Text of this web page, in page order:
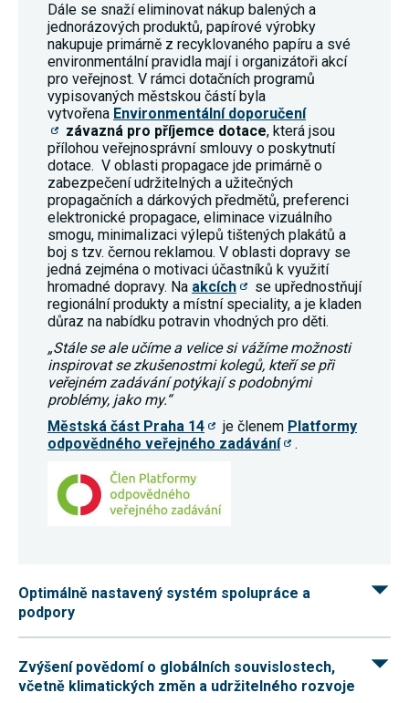
Dále se snaží eliminovat nákup balených a
jednorázových produktů, papírové výrobky
nakupuje primárně z recyklovaného papíru a své
environmentální pravidla mají i organizátoři akcí
pro veřejnost. V rámci dotačních programů
vypisovaných městskou částí byla
vytvořena Environmentální doporučení
závazná pro příjemce dotace, která jsou
přílohou veřejnosprávní smlouvy o poskytnutí
dotace. V oblasti propagace jde primárně o
zabezpečení udržitelných a užitečných
propagačních a dárkových předmětů, preferenci
elektronické propagace, eliminace vizuálního
smogu, minimalizaci výlepů tištených plakátů a
boj s tzv. černou reklamou. V oblasti dopravy se
jedná zejména o motivaci účastníků k využití
hromadné dopravy. Na akcích
se upřednostňují
regionální produkty a místní speciality, a je kladen
důraz na nabídku potravin vhodných pro děti.
„Stále se ale učíme a velice si vážíme možnosti
inspirovat se zkušenostmi kolegů, kteří se při
veřejném zadávání potýkají s podobnými
problémy, jako my.“
Městská část Praha 14
je členem Platformy
odpovědného veřejného zadávání
.
Optimálně nastavený systém spolupráce a
podpory
Zvýšení povědomí o globálních souvislostech,
včetně klimatických změn a udržitelného rozvoje